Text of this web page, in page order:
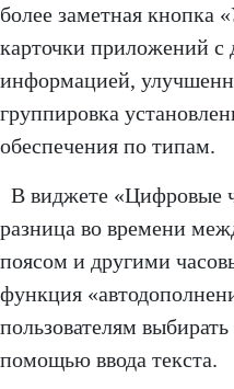
более заметная кнопка
карточки приложений с
информацией,
группировка
обеспечения по типам.
В виджете «Цифровые
разница во времени
поясом и другими
функция
пользователям
помощью ввода текста.